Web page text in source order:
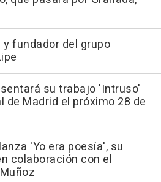
fundador del grupo
su trabajo 'Intruso'
de Madrid el próximo 28 de
'Yo era poesía', su
colaboración con el